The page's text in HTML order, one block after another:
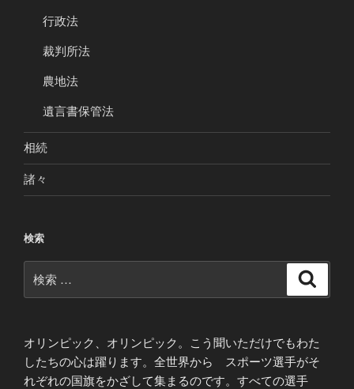
行政法
裁判所法
農地法
遺言書保管法
相続
諸々
検索
索:
オリンピック、オリンピック。こう聞いただけでもわた
したちの心は躍ります。全世界から スポーツ選手がそ
れぞれの国旗をかざして集まるのです。すべての選手